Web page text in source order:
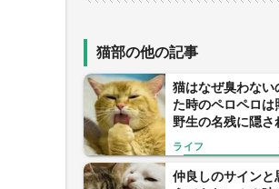
猫部の他の記事
猫はなぜ臭わない
た時のペロペロは
野生の名残に隠さ
ろいの理由を解説
ライフ
仲良しのサインと